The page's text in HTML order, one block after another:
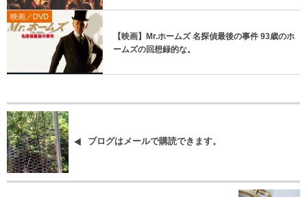
映画／DVD
【映画】Mr.ホームズ 名探偵最後の事件 93歳のホ
ームズの回想録的な。
ブログはメールで購読できます。